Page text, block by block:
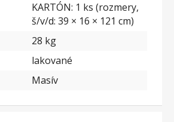
KARTÓN: 1 ks (rozmery,
š/v/d: 39 × 16 × 121 cm)
28 kg
lakované
Masív